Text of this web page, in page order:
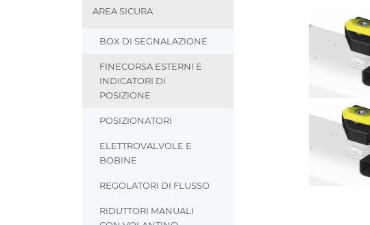
AREA SICURA
BOX DI SEGNALAZIONE
FINECORSA ESTERNI E
INDICATORI DI
POSIZIONE
POSIZIONATORI
ELETTROVALVOLE E
BOBINE
REGOLATORI DI FLUSSO
RIDUTTORI MANUALI